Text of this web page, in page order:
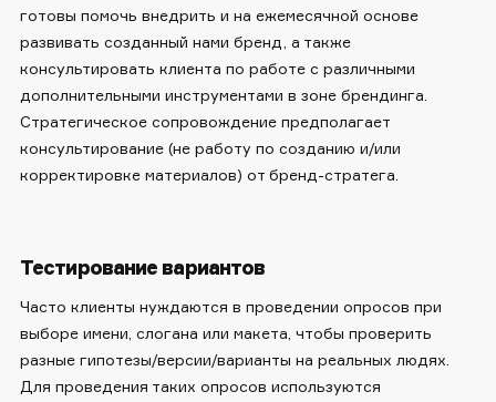
готовы помочь внедрить и на ежемесячной основе
развивать созданный нами бренд, а также
консультировать клиента по работе с различными
дополнительными инструментами в зоне брендинга.
Стратегическое сопровождение предполагает
консультирование (не работу по созданию и/или
корректировке материалов) от бренд-стратега.
Тестирование вариантов
Часто клиенты нуждаются в проведении опросов при
выборе имени, слогана или макета, чтобы проверить
разные гипотезы/версии/варианты на реальных людях.
Для проведения таких опросов используются